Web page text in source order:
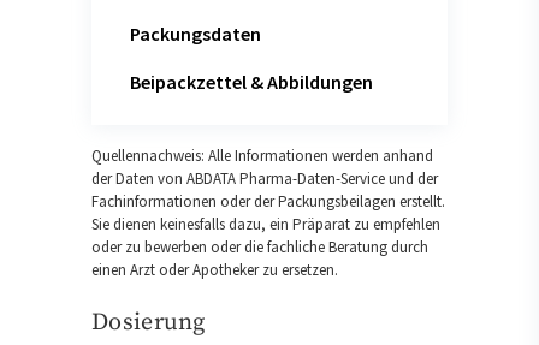
Packungsdaten
Beipackzettel & Abbildungen
Quellennachweis: Alle Informationen werden anhand
der Daten von ABDATA Pharma-Daten-Service und der
Fachinformationen oder der Packungsbeilagen erstellt.
Sie dienen keinesfalls dazu, ein Präparat zu empfehlen
oder zu bewerben oder die fachliche Beratung durch
einen Arzt oder Apotheker zu ersetzen.
Dosierung